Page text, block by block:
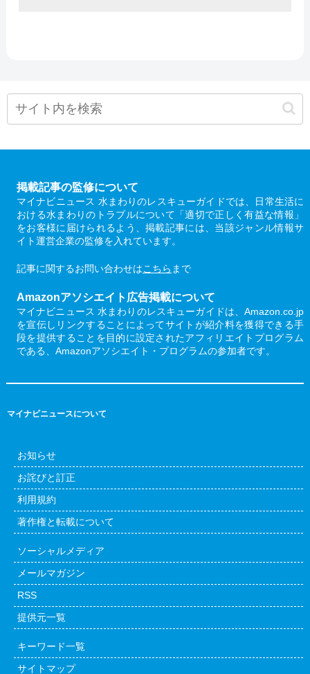
掲載記事の監修について
マイナビニュース 水まわりのレスキューガイドでは、日常生活に
おける水まわりのトラブルについて「適切で正しく有益な情報」
をお客様に届けられるよう、掲載記事には、当該ジャンル情報サ
イト運営企業の監修を入れています。
記事に関するお問い合わせはこちら まで
Amazonアソシエイト広告掲載について
マイナビニュース 水まわりのレスキューガイドは、Amazon.co.jp
を宣伝しリンクすることによってサイトが紹介料を獲得できる手
段を提供することを目的に設定されたアフィリエイトプログラム
である、Amazonアソシエイト・プログラムの参加者です。
マイナビニュースについて
お知らせ
お詫びと訂正
利用規約
著作権と転載について
ソーシャルメディア
メールマガジン
RSS
提供元一覧
キーワード一覧
サイトマップ